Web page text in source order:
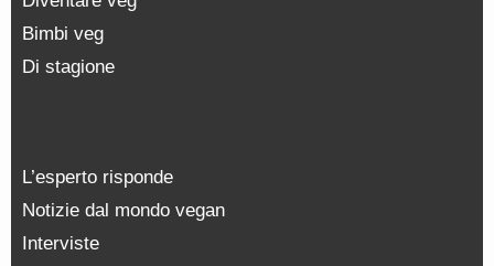
Bimbi veg
Di stagione
L’esperto risponde
Notizie dal mondo vegan
Interviste